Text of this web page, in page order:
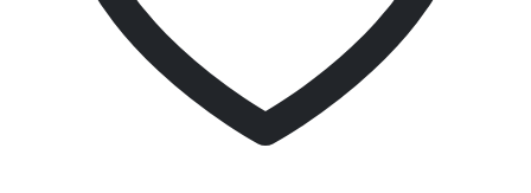
Μπαλόνι You are
The Best με Ήλιον(€10.00)
Μπαλόνι Good Vibes με
Happy Birthday μπλε με Ήλιον
(€3.00)